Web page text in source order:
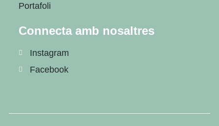
Portafoli
Connecta amb nosaltres
Instagram
Facebook